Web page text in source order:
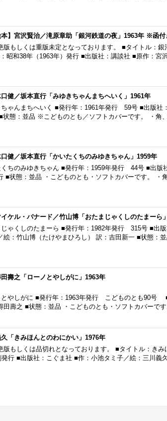
本】宮沢賢治／滝原章助「銀河鉄道の夜」1963年 ※函付
もしくは重版未定となっております。 ■タイトル：銀
昭和38年（1963年）発行 ■出版社：講談社 ■原作：宮
口健／坂本直行「みゆきちゃんまちへいく」1961年
ゃんまちへいく ■発行年：1961年発行 59号 ■出版社
状態：並品 ※こどものとも／ソフトカバーです。 ・角
口健／坂本直行「かいたくちのみゆきちゃん」1959年
ちのみゆきちゃん ■発行年：1959年発行 44号 ■出版
■状態：並品 ・こどものとも・ソフトカバーです。 ・
イケル・バナード／竹山博「おたまじゃくしのたまーら
ゃくしのたまーら ■発行年：1982年発行 315号 ■出
絵：竹山博（たけやまひろし） 訳：吉田新一 ■状態：
田壽之「ローノとやしがに」1963年
とやしがに ■発行年：1963年発行 こどものとも90号
田壽之 ■状態：並品 ・こどものとも・ソフトカバーで
「きみほんとのわにかい」1976年
もしくは品切れとなっております。 ■タイトル：き
行 ■出版社：こぐま社 ■作：小池タミ子／絵：三川義